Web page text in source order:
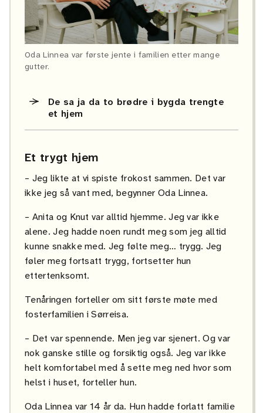
Oda Linnea var første jente i familien etter mange
gutter.
De sa ja da to brødre i bygda trengte
et hjem
Et trygt hjem
– Jeg likte at vi spiste frokost sammen. Det var
ikke jeg så vant med, begynner Oda Linnea.
– Anita og Knut var alltid hjemme. Jeg var ikke
alene. Jeg hadde noen rundt meg som jeg alltid
kunne snakke med. Jeg følte meg… trygg. Jeg
føler meg fortsatt trygg, fortsetter hun
ettertenksomt.
Tenåringen forteller om sitt første møte med
fosterfamilien i Sørreisa.
– Det var spennende. Men jeg var sjenert. Og var
nok ganske stille og forsiktig også. Jeg var ikke
helt komfortabel med å sette meg ned hvor som
helst i huset, forteller hun.
Oda Linnea var 14 år da. Hun hadde forlatt familie